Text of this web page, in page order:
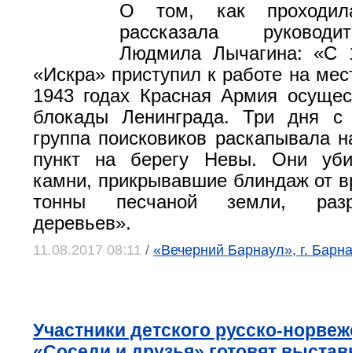
О том, как
рассказала
Людмила Лычагина: «С
«Искра» приступил к работе на
1943 годах Красная Армия
блокады Ленинграда. Три дня
группа поисковиков раскапывала
пункт на берегу Невы. Они
камни, прикрывавшие блиндаж от
тонны песчаной земли,
деревьев».
11.08.2017 08:11 / «Вечерний Барнаул», г.
Участники детского русско-